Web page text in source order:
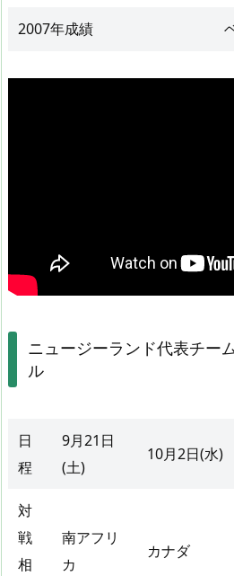
2007年成績
ニュージーランド代表チー
ル
日
程
9月21日
(土)
10月2日(水)
対
戦
相
南アフリ
カ
カナダ